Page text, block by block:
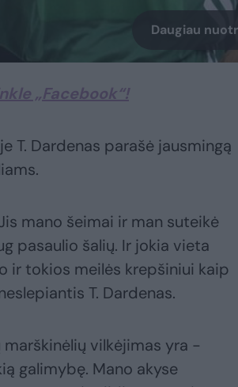
Daugiau
„Facebook“!
T. Dardenas parašė jausmingą
mano šeimai ir man suteikė
pasaulio šalių. Ir jokia vieta
ir tokios meilės krepšiniui kaip
T. Dardenas.
marškinėlių vilkėjimas yra -
galimybę. Mano akyse